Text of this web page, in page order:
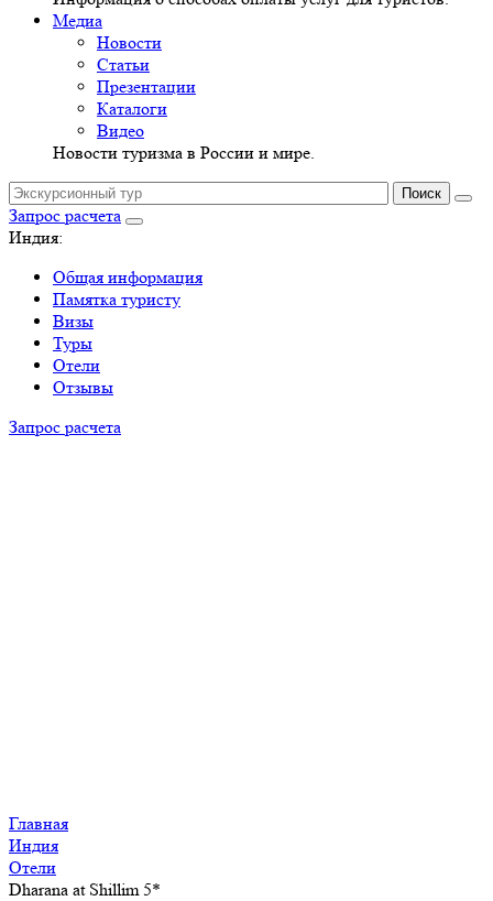
Медиа
Новости
Статьи
Презентации
Каталоги
Видео
Новости туризма в России и мире.
Запрос расчета
Индия:
Общая информация
Памятка туристу
Визы
Туры
Отели
Отзывы
Запрос расчета
Главная
Индия
Отели
Dharana at Shillim 5*